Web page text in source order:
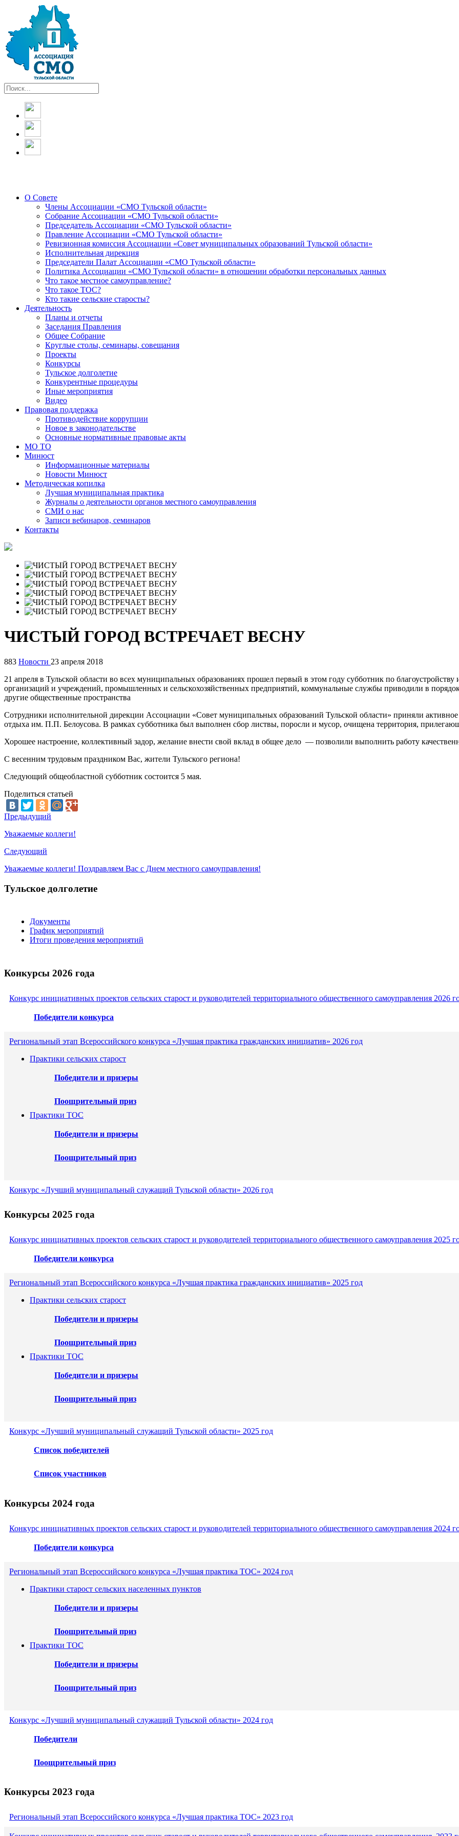
О Совете
Члены Ассоциации «СМО Тульской области»
Собрание Ассоциации «СМО Тульской области»
Председатель Ассоциации «СМО Тульской области»
Правление Ассоциации «СМО Тульской области»
Ревизионная комиссия Ассоциации «Совет муниципальных образований Тульской области»
Исполнительная дирекция
Председатели Палат Ассоциации «СМО Тульской области»
Политика Ассоциации «СМО Тульской области» в отношении обработки персональных данных
Что такое местное самоуправление?
Что такое ТОС?
Кто такие сельские старосты?
Деятельность
Планы и отчеты
Заседания Правления
Общее Собрание
Круглые столы, семинары, совещания
Проекты
Конкурсы
Тульское долголетие
Конкурентные процедуры
Иные мероприятия
Видео
Правовая поддержка
Противодействие коррупции
Новое в законодательстве
Основные нормативные правовые акты
МО ТО
Минюст
Информационные материалы
Новости Минюст
Методическая копилка
Лучшая муниципальная практика
Журналы о деятельности органов местного самоуправления
СМИ о нас
Записи вебинаров, семинаров
Контакты
ЧИСТЫЙ ГОРОД ВСТРЕЧАЕТ ВЕСНУ
883 Новости 23 апреля 2018
21 апреля в Тульской области во всех муниципальных образованиях прошел первый в этом году субботник по
организаций и учреждений, промышленных и сельскохозяйственных предприятий, коммунальные службы приводили в
другие общественные пространства
Сотрудники исполнительной дирекции Ассоциации «Совет муниципальных образований Тульской области» приняли
отдыха им. П.П. Белоусова. В рамках субботника был выполнен сбор листвы, поросли и мусор, очищена территория,
Хорошее настроение, коллективный задор, желание внести свой вклад в общее дело — позволили выполнить работу
С весенним трудовым праздником Вас, жители Тульского региона!
Следующий общеобластной субботник состоится 5 мая.
Поделиться статьей
Предыдущий
Уважаемые коллеги!
Следующий
Уважаемые коллеги! Поздравляем Вас с Днем местного самоуправления!
Тульское долголетие
Документы
График мероприятий
Итоги проведения мероприятий
Конкурсы 2026 года
Конкурс инициативных проектов сельских старост и руководителей территориального общественного самоуправления 2026
Победители конкурса
Региональный этап Всероссийского конкурса «Лучшая практика гражданских инициатив» 2026 год
Практики сельских старост
Победители и призеры
Поощрительный приз
Практики ТОС
Победители и призеры
Поощрительный приз
Конкурс «Лучший муниципальный служащий Тульской области» 2026 год
Конкурсы 2025 года
Конкурс инициативных проектов сельских старост и руководителей территориального общественного самоуправления 2025
Победители конкурса
Региональный этап Всероссийского конкурса «Лучшая практика гражданских инициатив» 2025 год
Практики сельских старост
Победители и призеры
Поощрительный приз
Практики ТОС
Победители и призеры
Поощрительный приз
Конкурс «Лучший муниципальный служащий Тульской области» 2025 год
Список победителей
Список участников
Конкурсы 2024 года
Конкурс инициативных проектов сельских старост и руководителей территориального общественного самоуправления 2024
Победители конкурса
Региональный этап Всероссийского конкурса «Лучшая практика ТОС» 2024 год
Практики старост сельских населенных пунктов
Победители и призеры
Поощрительный приз
Практики ТОС
Победители и призеры
Поощрительный приз
Конкурс «Лучший муниципальный служащий Тульской области» 2024 год
Победители
Поощрительный приз
Конкурсы 2023 года
Региональный этап Всероссийского конкурса «Лучшая практика ТОС» 2023 год